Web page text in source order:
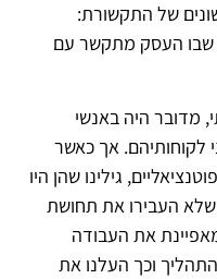
של התקשורת:
שבו העסק מתקשר עם
מדובר היה באנשי
לקוחותיהם. אך כאשר
גילינו שהן היו
שלא העבירו את תחושת
את העבודה
וכך העלנו את